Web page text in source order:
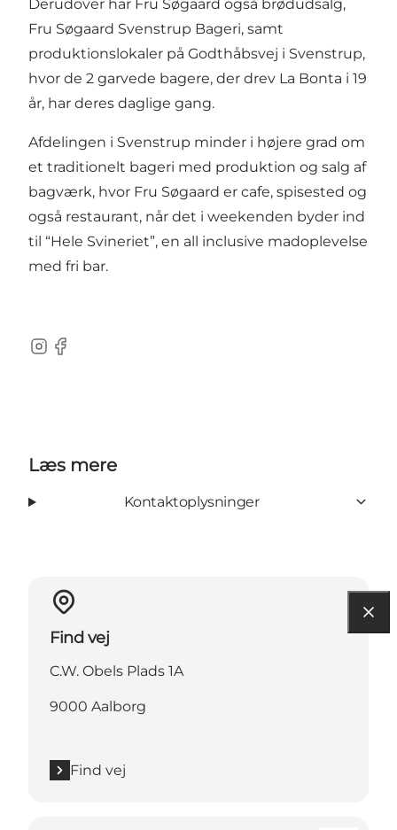
Derudover har Fru Søgaard også brødudsalg,
Fru Søgaard Svenstrup Bageri, samt
produktionslokaler på Godthåbsvej i Svenstrup,
hvor de 2 garvede bagere, der drev La Bonta i 19
år, har deres daglige gang.
Afdelingen i Svenstrup minder i højere grad om
et traditionelt bageri med produktion og salg af
bagværk, hvor Fru Søgaard er cafe, spisested og
også restaurant, når det i weekenden byder ind
til “Hele Svineriet”, en all inclusive madoplevelse
med fri bar.
Instagram
Facebook
Læs mere
Kontaktoplysninger
Find vej
C.W. Obels Plads 1A
9000 Aalborg
Find vej